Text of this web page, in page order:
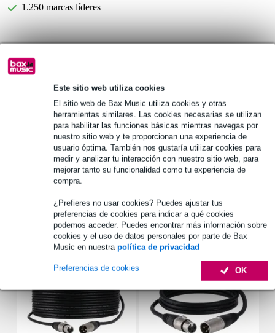
Este sitio web utiliza cookies
El sitio web de Bax Music utiliza cookies y otras
herramientas similares. Las cookies necesarias se utilizan
para habilitar las funciones básicas mientras navegas por
nuestro sitio web y te proporcionan una experiencia de
usuario óptima. También nos gustaría utilizar cookies para
medir y analizar tu interacción con nuestro sitio web, para
mejorar tanto su funcionalidad como tu experiencia de
compra.
¿Prefieres no usar cookies? Puedes ajustar tus
preferencias de cookies para indicar a qué cookies
podemos acceder. Puedes encontrar más información sobre
cookies y el uso de datos personales por parte de Bax
Music en nuestra política de privacidad
OK
Preferencias de cookies
1.250 marcas líderes
Vonyx VPS152A
peak power: 1000 Watts
Especificaciones completas
Véase también (1)
Accesorios (6)